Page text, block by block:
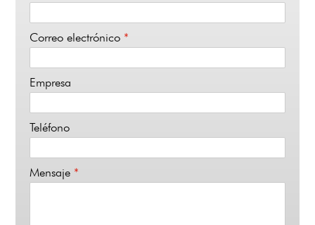
Correo electrónico *
Empresa
Teléfono
Mensaje *